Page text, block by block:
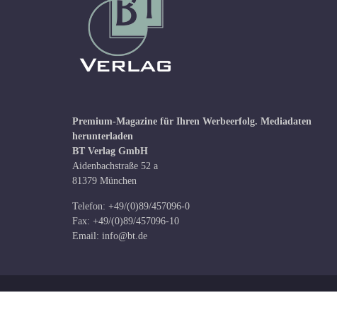
Premium-Magazine für Ihren Werbeerfolg. Mediadaten
herunterladen
BT Verlag GmbH
Aidenbachstraße 52 a
81379 München
Telefon: +49/(0)89/457096-0
Fax: +49/(0)89/457096-10
Email: info@bt.de